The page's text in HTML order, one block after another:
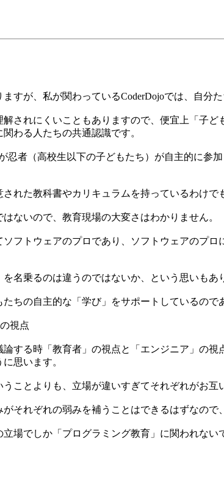
すが、私が関わっているCoderDojoでは、自分
されにくいこともありますので、便宜上「子
わる人たちの共通認識です。
忍者（高校生以下の子どもたち）が自主的に
れた教科書やカリキュラムを持っているわけ
ないので、教育現場の大変さはわかりません。
フトウェアのプロであり、ソフトウェアのプ
名乗るのは違うのではないか、という思いも
ちの自主的な「学び」をサポートしているの
視点
論する時「教育者」の視点と「エンジニア」の
思います。
ことよりも、立場が違いすぎてそれぞれがお互
それぞれの弱みを補うことはできるはずなの
場でしか「プログラミング教育」に関われな